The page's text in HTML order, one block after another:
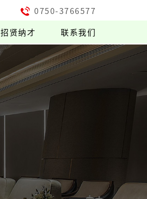
0750-3766577
招贤纳才 联系我们